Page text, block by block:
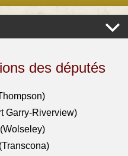
des députés
Garry-Riverview)